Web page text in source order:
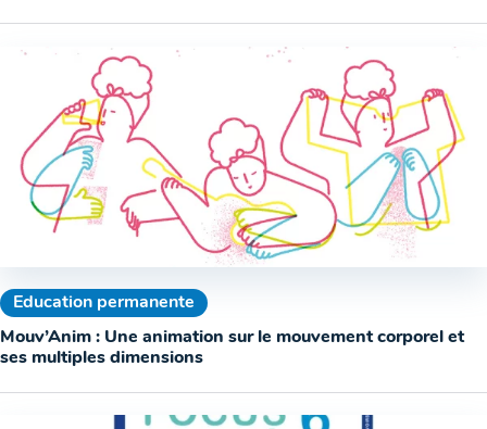
Education permanente
Mouv’Anim : Une animation sur le mouvement corporel et
ses multiples dimensions